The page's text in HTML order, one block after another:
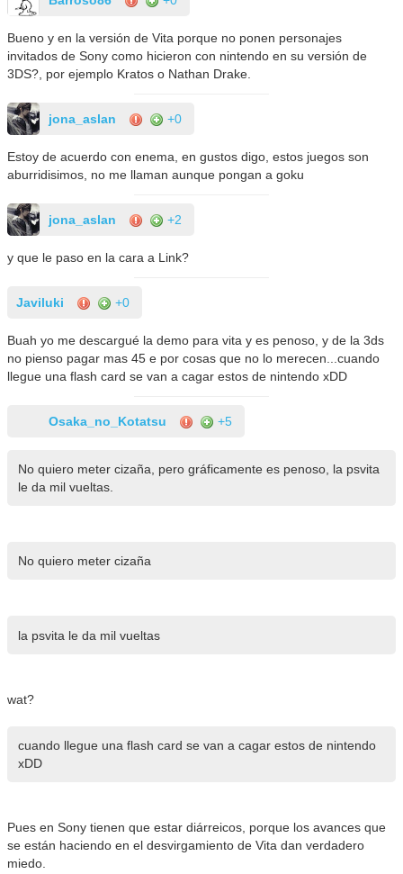
Bueno y en la versión de Vita porque no ponen personajes
invitados de Sony como hicieron con nintendo en su versión de
3DS?, por ejemplo Kratos o Nathan Drake.
jona_aslan +0
Estoy de acuerdo con enema, en gustos digo, estos juegos son
aburridisimos, no me llaman aunque pongan a goku
jona_aslan +2
y que le paso en la cara a Link?
Javiluki +0
Buah yo me descargué la demo para vita y es penoso, y de la 3ds
no pienso pagar mas 45 e por cosas que no lo merecen...cuando
llegue una flash card se van a cagar estos de nintendo xDD
Osaka_no_Kotatsu +5
No quiero meter cizaña, pero gráficamente es penoso, la psvita
le da mil vueltas.
No quiero meter cizaña
la psvita le da mil vueltas
wat?
cuando llegue una flash card se van a cagar estos de nintendo
xDD
Pues en Sony tienen que estar diárreicos, porque los avances que
se están haciendo en el desvirgamiento de Vita dan verdadero
miedo.